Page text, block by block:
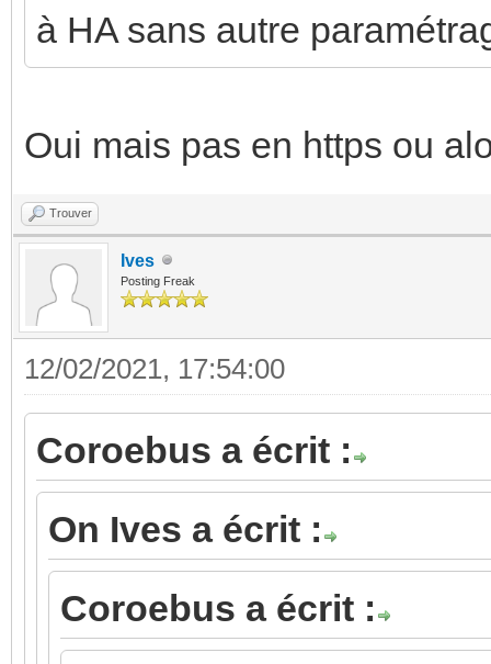
à HA sans autre
Oui mais pas en https ou
Trouver
Ives
Posting Freak
12/02/2021, 17:54:00
Coroebus a écrit :
On Ives a écrit :
Coroebus a écrit :